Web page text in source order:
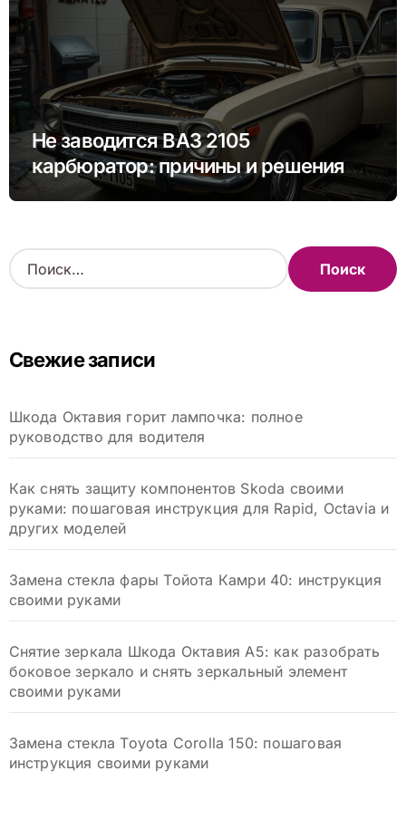
Не заводится ВАЗ 2105
карбюратор: причины и решения
проблемы
Н
а
:Свежие записи
Шкода Октавия горит лампочка: полное
руководство для водителя
Как снять защиту компонентов Skoda своими
руками: пошаговая инструкция для Rapid, Octavia и
других моделей
Замена стекла фары Тойота Камри 40: инструкция
своими руками
Снятие зеркала Шкода Октавия А5: как разобрать
боковое зеркало и снять зеркальный элемент
своими руками
Замена стекла Toyota Corolla 150: пошаговая
инструкция своими руками